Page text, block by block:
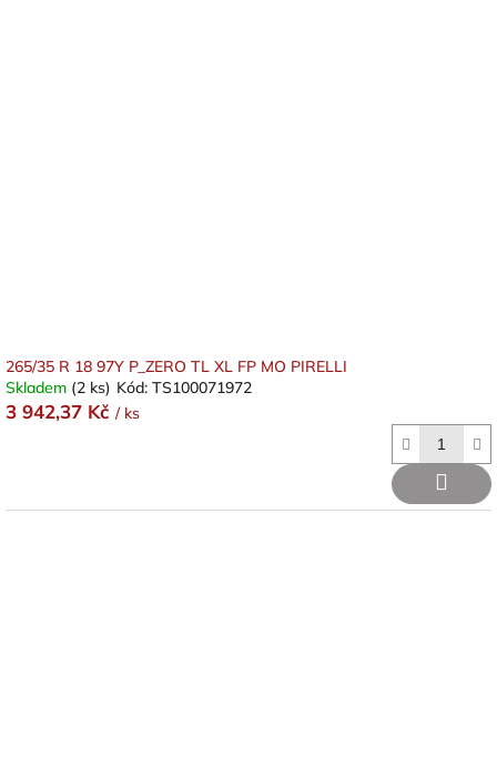
265/35 R 18 97Y P_ZERO TL XL FP MO PIRELLI
Skladem (2 ks) Kód: TS100071972
3 942,37 Kč / ks